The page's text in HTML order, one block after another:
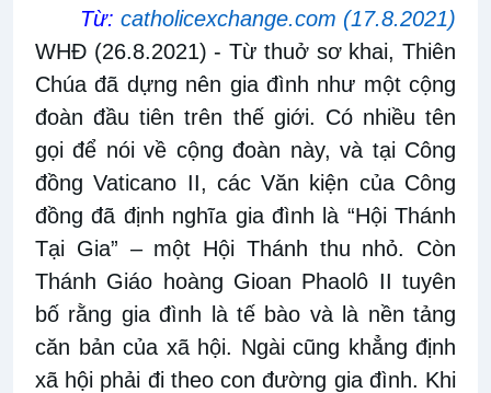
Từ: catholicexchange.com (17.8.2021)
WHĐ (26.8.2021) - Từ thuở sơ khai, Thiên
Chúa đã dựng nên gia đình như một cộng
đoàn đầu tiên trên thế giới. Có nhiều tên
gọi để nói về cộng đoàn này, và tại Công
đồng Vaticano II, các Văn kiện của Công
đồng đã định nghĩa gia đình là “Hội Thánh
Tại Gia” – một Hội Thánh thu nhỏ. Còn
Thánh Giáo hoàng Gioan Phaolô II tuyên
bố rằng gia đình là tế bào và là nền tảng
căn bản của xã hội. Ngài cũng khẳng định
xã hội phải đi theo con đường gia đình. Khi